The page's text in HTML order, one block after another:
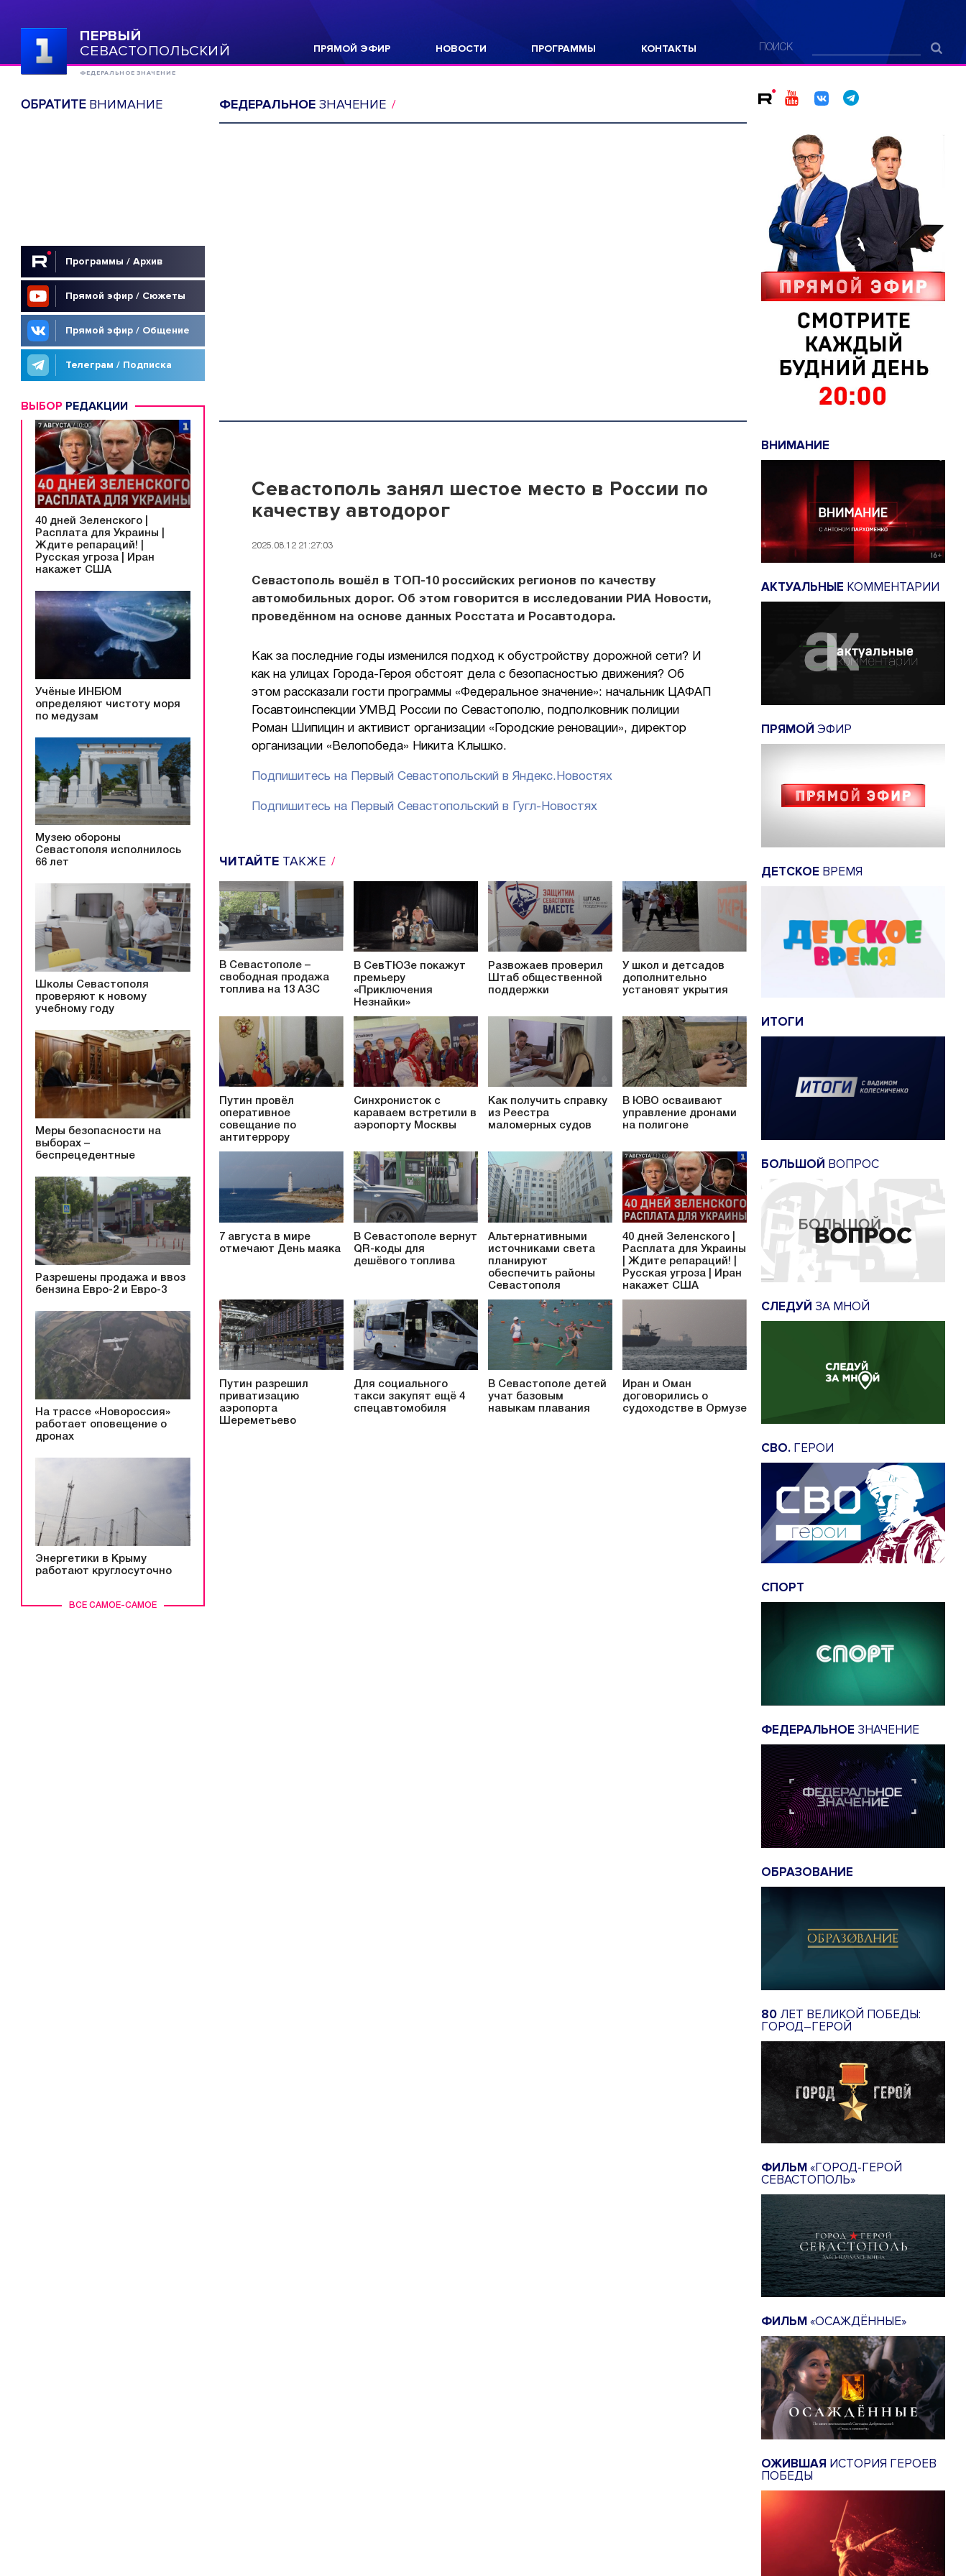
ПЕРВЫЙ
СЕВАСТОПОЛЬСКИЙ
ФЕДЕРАЛЬНОЕ ЗНАЧЕНИЕ
ПРЯМОЙ ЭФИР НОВОСТИ ПРОГРАММЫ КОНТАКТЫ ПОИСК
ОБРАТИТЕВНИМАНИЕ
Программы / Архив
Прямой эфир / Сюжеты
Прямой эфир / Общение
Телеграм / Подписка
ВЫБОР РЕДАКЦИИ
ВСЕ САМОЕ-САМОЕ
40 дней Зеленского |
Расплата для Украины |
Ждите репараций! |
Русская угроза | Иран
накажет США
Учёные ИНБЮМ
определяют чистоту моря
по медузам
Музею обороны
Севастополя исполнилось
66 лет
Школы Севастополя
проверяют к новому
учебному году
Меры безопасности на
выборах –
беспрецедентные
Разрешены продажа и ввоз
бензина Евро-2 и Евро-3
На трассе «Новороссия»
работает оповещение о
дронах
Энергетики в Крыму
работают круглосуточно
ФЕДЕРАЛЬНОЕ ЗНАЧЕНИЕ
Севастополь занял шестое место в России по
качеству автодорог
2025.08.12 21:27:03
Севастополь вошёл в ТОП-10 российских регионов по качеству
автомобильных дорог. Об этом говорится в исследовании РИА Новости,
проведённом на основе данных Росстата и Росавтодора.
Как за последние годы изменился подход к обустройству дорожной сети? И
как на улицах Города-Героя обстоят дела с безопасностью движения? Об
этом рассказали гости программы «Федеральное значение»: начальник ЦАФАП
Госавтоинспекции УМВД России по Севастополю, подполковник полиции
Роман Шипицин и активист организации «Городские реновации», директор
организации «Велопобеда» Никита Клышко.
Подпишитесь на Первый Севастопольский в Яндекс.Новостях
Подпишитесь на Первый Севастопольский в Гугл-Новостях
ЧИТАЙТЕ ТАКЖЕ
В Севастополе –
свободная продажа
топлива на 13 АЗС
В СевТЮЗе покажут
премьеру
«Приключения
Незнайки»
Развожаев проверил
Штаб общественной
поддержки
У школ и детсадов
дополнительно
установят укрытия
Путин провёл
оперативное
совещание по
антитеррору
Синхронисток с
караваем встретили в
аэропорту Москвы
Как получить справку
из Реестра
маломерных судов
В ЮВО осваивают
управление дронами
на полигоне
7 августа в мире
отмечают День маяка
В Севастополе вернут
QR-коды для
дешёвого топлива
Альтернативными
источниками света
планируют
обеспечить районы
Севастополя
40 дней Зеленского |
Расплата для Украины
| Ждите репараций! |
Русская угроза | Иран
накажет США
Путин разрешил
приватизацию
аэропорта
Шереметьево
Для социального
такси закупят ещё 4
спецавтомобиля
В Севастополе детей
учат базовым
навыкам плавания
Иран и Оман
договорились о
судоходстве в Ормузе
ВНИМАНИЕ
АКТУАЛЬНЫЕ КОММЕНТАРИИ
ПРЯМОЙ ЭФИР
ДЕТСКОЕ ВРЕМЯ
ИТОГИ
БОЛЬШОЙ ВОПРОС
СЛЕДУЙ ЗА МНОЙ
СВО. ГЕРОИ
СПОРТ
ФЕДЕРАЛЬНОЕ ЗНАЧЕНИЕ
ОБРАЗОВАНИЕ
80 ЛЕТ ВЕЛИКОЙ ПОБЕДЫ:
ГОРОД–ГЕРОЙ
ФИЛЬМ«ГОРОД-ГЕРОЙ
СЕВАСТОПОЛЬ»
ФИЛЬМ«ОСАЖДЁННЫЕ»
ОЖИВШАЯ ИСТОРИЯ ГЕРОЕВ
ПОБЕДЫ